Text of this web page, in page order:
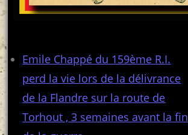
Emile Chappé du 159ème R.I.
perd la vie lors de la délivrance
de la Flandre sur la route de
Torhout , 3 semaines avant la fin